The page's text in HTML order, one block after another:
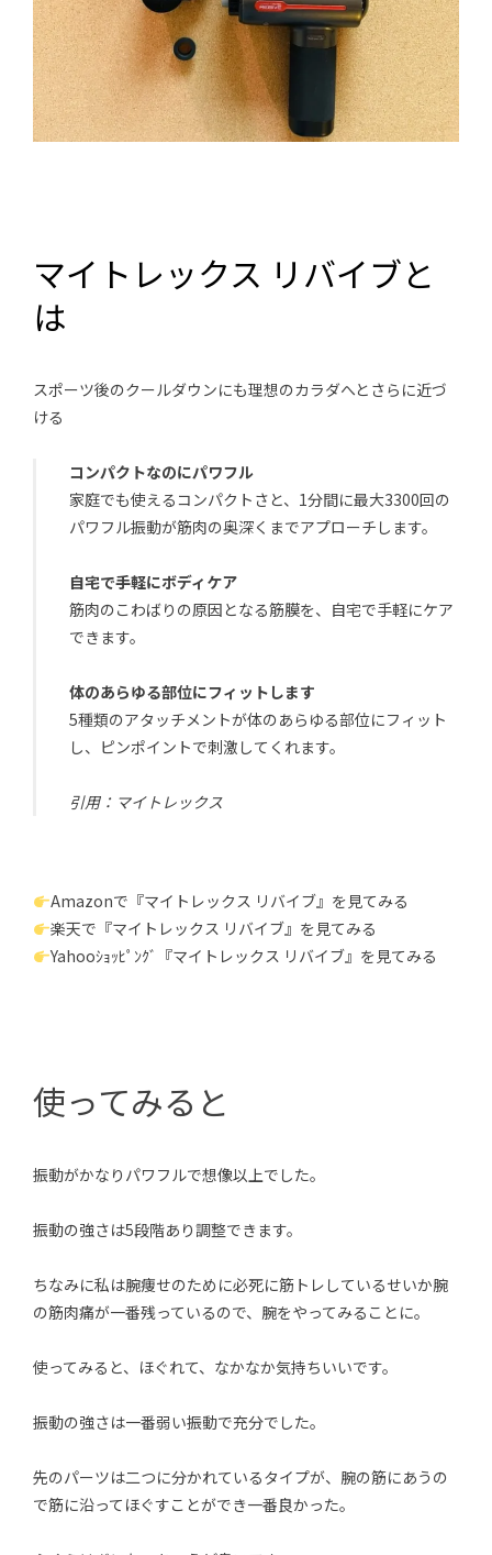
マイトレックス リバイブと
は
スポーツ後のクールダウンにも理想のカラダへとさらに近づ
ける
コンパクトなのにパワフル
家庭でも使えるコンパクトさと、1分間に最大3300回の
パワフル振動が筋肉の奥深くまでアプローチします。
自宅で手軽にボディケア
筋肉のこわばりの原因となる筋膜を、自宅で手軽にケア
できます。
体のあらゆる部位にフィットします
5種類のアタッチメントが体のあらゆる部位にフィット
し、ピンポイントで刺激してくれます。
引用：マイトレックス
Amazonで『マイトレックス リバイブ』を見てみる
楽天で『マイトレックス リバイブ』を見てみる
Yahooｼｮｯﾋﾟﾝｸﾞ『マイトレックス リバイブ』を見てみる
使ってみると
振動がかなりパワフルで想像以上でした。
振動の強さは5段階あり調整できます。
ちなみに私は腕痩せのために必死に筋トレしているせいか腕
の筋肉痛が一番残っているので、腕をやってみることに。
使ってみると、ほぐれて、なかなか気持ちいいです。
振動の強さは一番弱い振動で充分でした。
先のパーツは二つに分かれているタイプが、腕の筋にあうの
で筋に沿ってほぐすことができ一番良かった。